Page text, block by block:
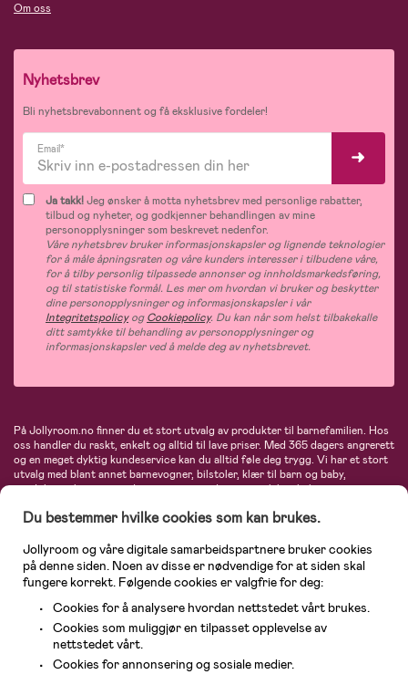
Om oss
Nyhetsbrev
Bli nyhetsbrevabonnent og få eksklusive fordeler!
Email*
Ja takk!Jeg ønsker å motta nyhetsbrev med personlige rabatter,
tilbud og nyheter, og godkjenner behandlingen av mine
personopplysninger som beskrevet nedenfor.
Våre nyhetsbrev bruker informasjonskapsler og lignende teknologier
for å måle åpningsraten og våre kunders interesser i tilbudene våre,
for å tilby personlig tilpassede annonser og innholdsmarkedsføring,
og til statistiske formål. Les mer om hvordan vi bruker og beskytter
dine personopplysninger og informasjonskapsler i vår
IntegritetspolicyogCookiepolicy. Du kan når som helst tilbakekalle
ditt samtykke til behandling av personopplysninger og
informasjonskapsler ved å melde deg av nyhetsbrevet.
På Jollyroom.no finner du et stort utvalg av produkter til barnefamilien. Hos
oss handler du raskt, enkelt og alltid til lave priser. Med 365 dagers angrerett
og en meget dyktig kundeservice kan du alltid føle deg trygg. Vi har et stort
utvalg med blant annet barnevogner, bilstoler, klær til barn og baby,
produkter til mor, mengder av inspirerende interiør, leker, babyustyr og mye
Maxi-Cosi, Baby Jogger, BabyBjörn, Didriksons, KidKraft, Ergobaby, Philips
største nettbutikk for barn og baby!
Du bestemmer hvilke cookies som kan brukes.
Jollyroom og våre digitale samarbeidspartnere bruker cookies
på denne siden. Noen av disse er nødvendige for at siden skal
fungere korrekt. Følgende cookies er valgfrie for deg:
Cookies for å analysere hvordan nettstedet vårt brukes.
Cookies som muliggjør en tilpasset opplevelse av
nettstedet vårt.
Cookies for annonsering og sosiale medier.